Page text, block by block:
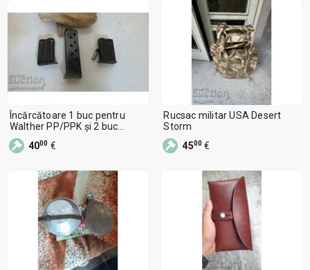
Încărcătoare 1 buc pentru
Walther PP/PPK și 2 buc
pentru pușcă MANNLICHER M
4000 €
Rucsac militar USA Desert
Storm
4500 €